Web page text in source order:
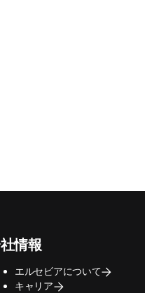
情報
エルセビアについて
キャリア